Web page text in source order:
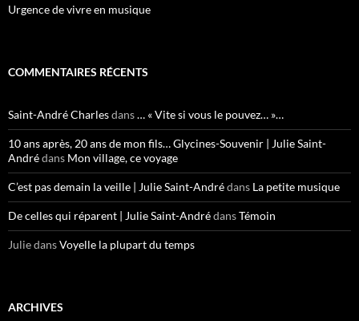
Urgence de vivre en musique
COMMENTAIRES RÉCENTS
Saint-André Charlesdans… « Vite si vous le pouvez… »…
10 ans après, 20 ans de mon fils… Glycines-Souvenir | Julie Saint-
Andrédans Mon village, ce voyage
C’est pas demain la veille | Julie Saint-Andrédans La petite musique
De celles qui réparent | Julie Saint-AndrédansTémoin
JuliedansVoyelle la plupart du temps
ARCHIVES